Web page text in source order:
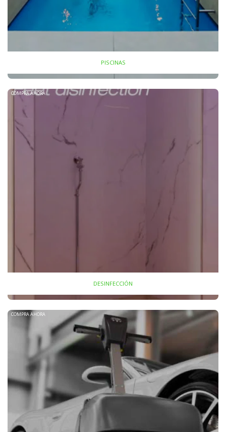
PISCINAS
COMPRA AHORA
DESINFECCIÓN
COMPRA AHORA